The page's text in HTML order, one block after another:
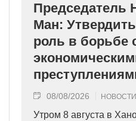
Председатель
Ман:
роль в борьбе
08/08/2026 НОВОСТИ
Утром 8 августа в